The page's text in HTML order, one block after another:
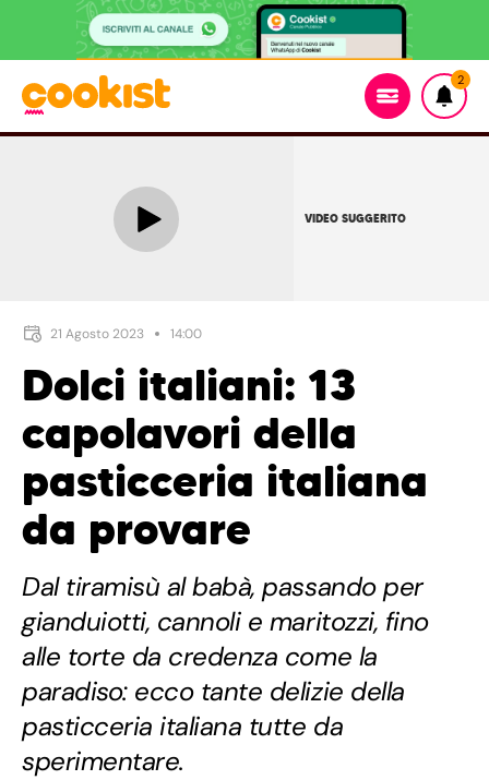
2
VIDEO SUGGERITO
21 Agosto 2023 14:00
Dolci italiani: 13
capolavori della
pasticceria italiana
da provare
Dal tiramisù al babà, passando per
gianduiotti, cannoli e maritozzi, fino
alle torte da credenza come la
paradiso: ecco tante delizie della
pasticceria italiana tutte da
sperimentare.